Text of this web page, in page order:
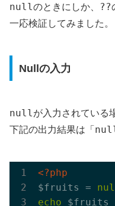
nullのときにしか、 ??
一応検証してみました。
Nullの入力
nullが入力されている
下記の出力結果は 「
<?php
$fruits =
echo $fruits